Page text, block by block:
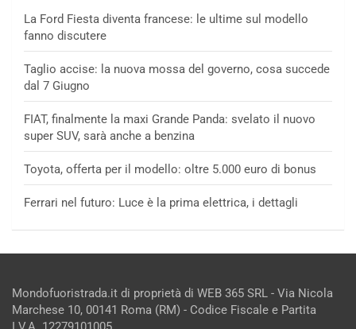
La Ford Fiesta diventa francese: le ultime sul modello
fanno discutere
Taglio accise: la nuova mossa del governo, cosa succede
dal 7 Giugno
FIAT, finalmente la maxi Grande Panda: svelato il nuovo
super SUV, sarà anche a benzina
Toyota, offerta per il modello: oltre 5.000 euro di bonus
Ferrari nel futuro: Luce è la prima elettrica, i dettagli
Mondofuoristrada.it di proprietà di WEB 365 SRL - Via Nicola
Marchese 10, 00141 Roma (RM) - Codice Fiscale e Partita